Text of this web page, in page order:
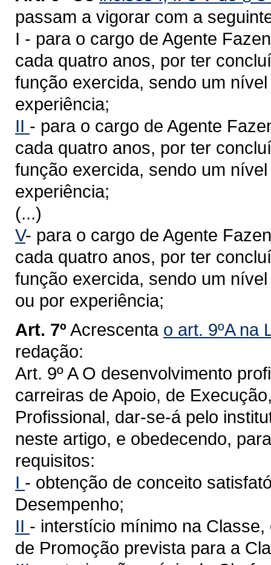
passam a vigorar com a
I - para o cargo de Agente
cada quatro anos, por ter
função exercida, sendo um
experiência;
II - para o cargo de Agente
cada quatro anos, por ter
função exercida, sendo um
experiência;
(...)
V- para o cargo de Agente
cada quatro anos, por ter
função exercida, sendo um
ou por experiência;
Art. 7º Acrescenta o art. 9ºA na
redação:
Art. 9º A O desenvolvimento
carreiras de Apoio, de
Profissional, dar-se-á pelo
neste artigo, e obedecendo,
requisitos:
I - obtenção de conceito
Desempenho;
II - interstício mínimo na
de Promoção prevista para a